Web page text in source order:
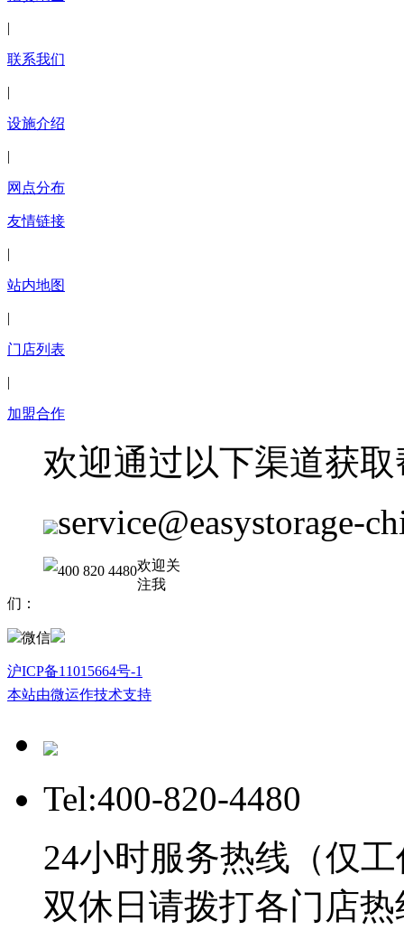
|
联系我们
|
设施介绍
|
网点分布
友情链接
|
站内地图
|
门店列表
|
加盟合作
欢迎通过以下渠道获
service@easystorage-
400 820 4480欢迎关
注我
们：
微信
沪ICP备11015664号-1
本站由微运作技术支持
Tel:400-820-4480
24小时服务热线（仅
双休日请拨打各门店